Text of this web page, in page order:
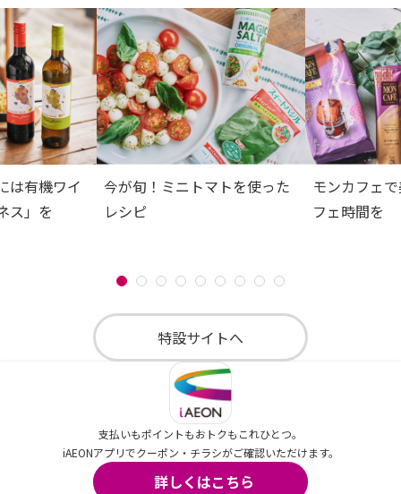
は有機ワイ
ス」を
今が旬！ミニトマトを使った
レシピ
モンカフェ
フェ時間を
特設サイトへ
支払いもポイントもおトクもこれひとつ。
iAEONアプリでクーポン・チラシがご確認いただけます。
詳しくはこちら